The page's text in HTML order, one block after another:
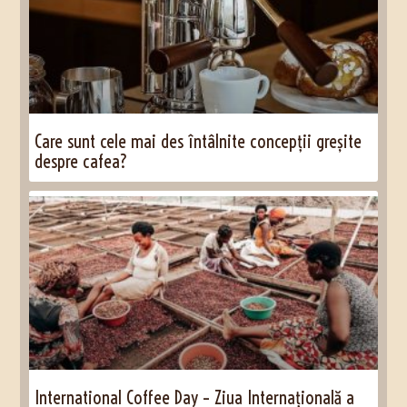
Care sunt cele mai des întâlnite concepții greșite
despre cafea?
International Coffee Day – Ziua Internațională a